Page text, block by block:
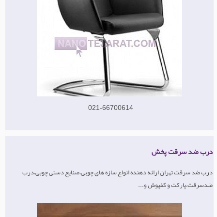
021-66700614
درب ضد سرقت پخش
درب ضد سرقت تهران ارائه دهنده انواع سازه های چوبی،صنایع دستی چوبی،درب
ضدسرقت،پارکت و کفپوش و...